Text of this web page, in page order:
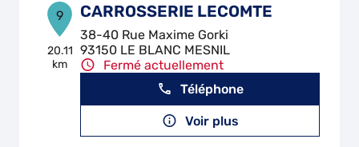
9
20.11
km
CARROSSERIE LECOMTE
38-40 Rue Maxime Gorki
93150 LE BLANC MESNIL
Fermé actuellement
Téléphone
Voir plus